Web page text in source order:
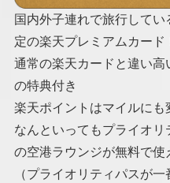
国内外子連れで旅行して
定の楽天プレミアムカード
通常の楽天カードと違い
の特典付き
楽天ポイントはマイルにも
なんといってもプライオ
の空港ラウンジが無料で使
（プライオリティパスが